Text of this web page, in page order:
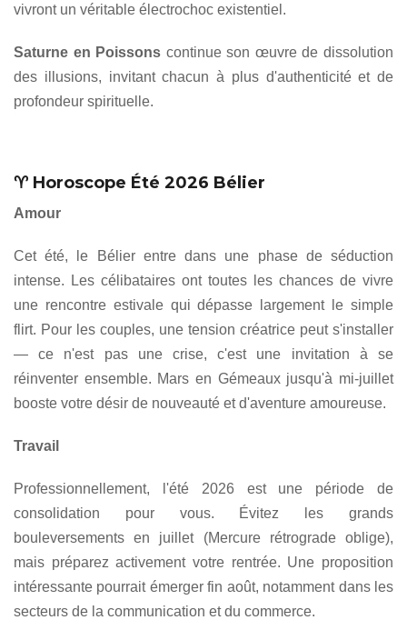
vivront un véritable électrochoc existentiel.
Saturne en Poissons continue son œuvre de dissolution
des illusions, invitant chacun à plus d'authenticité et de
profondeur spirituelle.
♈ Horoscope Été 2026 Bélier
Amour
Cet été, le Bélier entre dans une phase de séduction
intense. Les célibataires ont toutes les chances de vivre
une rencontre estivale qui dépasse largement le simple
flirt. Pour les couples, une tension créatrice peut s'installer
— ce n'est pas une crise, c'est une invitation à se
réinventer ensemble. Mars en Gémeaux jusqu'à mi-juillet
booste votre désir de nouveauté et d'aventure amoureuse.
Travail
Professionnellement, l'été 2026 est une période de
consolidation pour vous. Évitez les grands
bouleversements en juillet (Mercure rétrograde oblige),
mais préparez activement votre rentrée. Une proposition
intéressante pourrait émerger fin août, notamment dans les
secteurs de la communication et du commerce.